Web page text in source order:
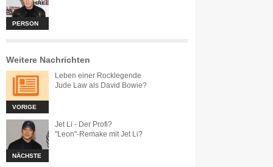
PERSON
Weitere Nachrichten
VORIGE
Leben einer Rocklegende
Jude Law als David Bowie?
NÄCHSTE
Jet Li - Der Profi?
"Leon"-Remake mit Jet Li?